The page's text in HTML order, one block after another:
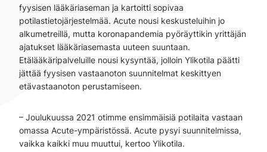
fyysisen lääkäriaseman ja kartoitti sopivaa
potilastietojärjestelmää. Acute nousi keskusteluihin jo
alkumetreillä, mutta koronapandemia pyöräyttikin yrittäjän
ajatukset lääkäriasemasta uuteen suuntaan.
Etälääkäripalveluille nousi kysyntää, jolloin Ylikotila päätti
jättää fyysisen vastaanoton suunnitelmat keskittyen
etävastaanoton perustamiseen.
– Joulukuussa 2021 otimme ensimmäisiä potilaita vastaan
omassa Acute-ympäristössä. Acute pysyi suunnitelmissa,
vaikka kaikki muu muuttui, kertoo Ylikotila.